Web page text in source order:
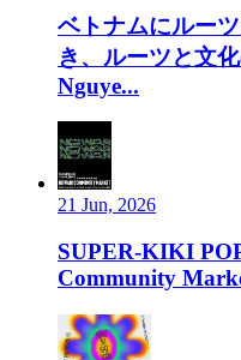
ベトナムにルー
き、ルーツと文
Nguye...
21 Jun, 2026
SUPER-KIKI
Community